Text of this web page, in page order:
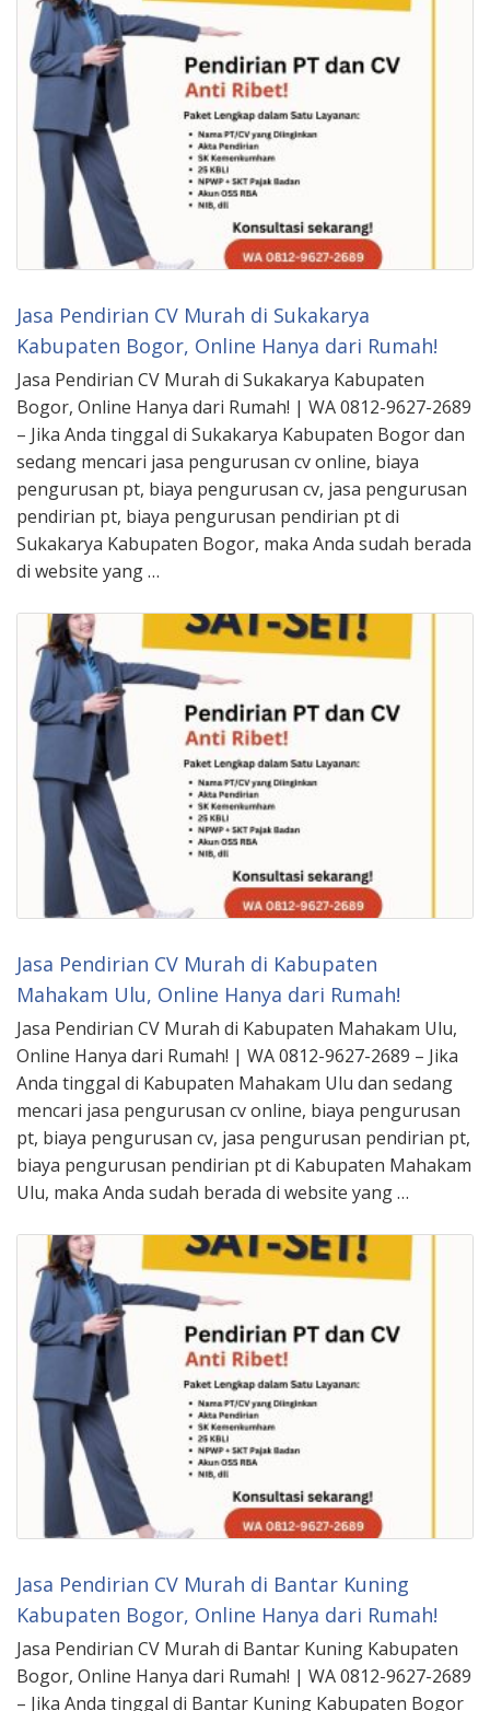
Jasa Pendirian CV Murah di Sukakarya
Kabupaten Bogor, Online Hanya dari Rumah!
Jasa Pendirian CV Murah di Sukakarya Kabupaten
Bogor, Online Hanya dari Rumah! | WA 0812-9627-2689
– Jika Anda tinggal di Sukakarya Kabupaten Bogor dan
sedang mencari jasa pengurusan cv online, biaya
pengurusan pt, biaya pengurusan cv, jasa pengurusan
pendirian pt, biaya pengurusan pendirian pt di
Sukakarya Kabupaten Bogor, maka Anda sudah berada
di website yang …
Jasa Pendirian CV Murah di Kabupaten
Mahakam Ulu, Online Hanya dari Rumah!
Jasa Pendirian CV Murah di Kabupaten Mahakam Ulu,
Online Hanya dari Rumah! | WA 0812-9627-2689 – Jika
Anda tinggal di Kabupaten Mahakam Ulu dan sedang
mencari jasa pengurusan cv online, biaya pengurusan
pt, biaya pengurusan cv, jasa pengurusan pendirian pt,
biaya pengurusan pendirian pt di Kabupaten Mahakam
Ulu, maka Anda sudah berada di website yang …
Jasa Pendirian CV Murah di Bantar Kuning
Kabupaten Bogor, Online Hanya dari Rumah!
Jasa Pendirian CV Murah di Bantar Kuning Kabupaten
Bogor, Online Hanya dari Rumah! | WA 0812-9627-2689
– Jika Anda tinggal di Bantar Kuning Kabupaten Bogor